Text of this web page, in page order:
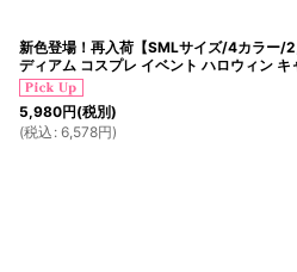
新色登場！再入荷【SMLサイズ/4カラー/
ディアム コスプレ イベント ハロウィン キ
5,980円(税別)
(税込 : 6,578円)